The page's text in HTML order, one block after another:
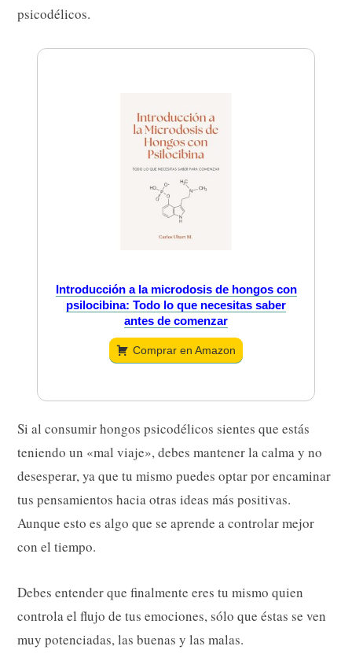
psicodélicos.
Introducción a la microdosis de hongos con
psilocibina: Todo lo que necesitas saber
antes de comenzar
Comprar en Amazon
Si al consumir hongos psicodélicos sientes que estás
teniendo un «mal viaje», debes mantener la calma y no
desesperar, ya que tu mismo puedes optar por encaminar
tus pensamientos hacia otras ideas más positivas.
Aunque esto es algo que se aprende a controlar mejor
con el tiempo.
Debes entender que finalmente eres tu mismo quien
controla el flujo de tus emociones, sólo que éstas se ven
muy potenciadas, las buenas y las malas.